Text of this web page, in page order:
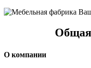
О компании